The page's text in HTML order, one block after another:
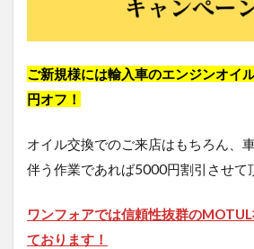
ご新規様には輸入車のエンジンオイ
円オフ！
オイル交換でのご来店はもちろん、
伴う作業であれば5000円割引させて
ワンフォアでは信頼性抜群の
ております！